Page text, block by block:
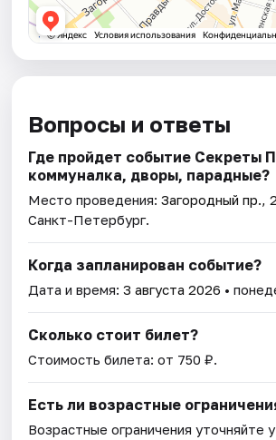
Вопросы и ответы
Где пройдет событие Секреты
коммуналка, дворы, парадные?
Место проведения:Загородный пр., 2
Санкт-Петербург.
Когда запланирован событие?
Дата и время:3 августа 2026 •
Сколько стоит билет?
Стоимость билета: от 750 ₽.
Есть ли возрастные
Возрастные ограничения уточняйте у